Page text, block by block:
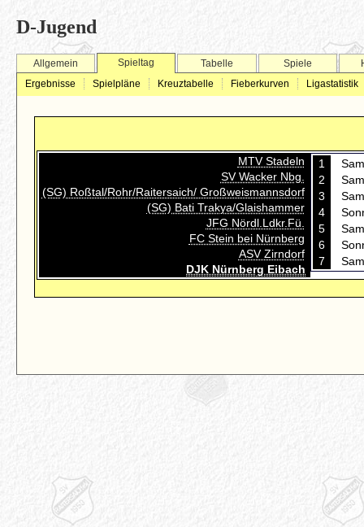
D-Jugend
Allgemein
Spieltag
Ergebnisse
Spielpläne Kreuztabelle Fieberkurven Ligastatistik
Tabelle Spiele
MTV Stadeln
SV Wacker Nbg.
(SG) Roßtal/Rohr/Raitersaich/ Großweismannsdorf
(SG) Bati Trakya/Glaishammer
JFG Nördl.Ldkr.Fü.
FC Stein bei Nürnberg
ASV Zirndorf
DJK Nürnberg Eibach
1
2
3
4
5
6
7